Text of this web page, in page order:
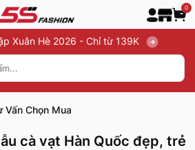
0
Xuân Hè 2026 - Chỉ từ 139K
Vấn Chọn Mua
cà vạt Hàn Quốc đẹp, trẻ